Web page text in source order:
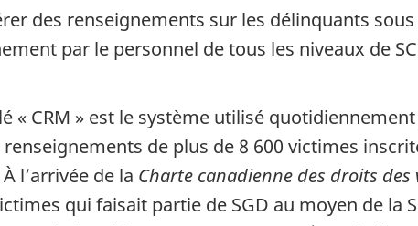
des renseignements sur les délinquants
par le personnel de tous les niveaux de
« CRM » est le système utilisé
de plus de 8 600 victimes
l’arrivée de la Charte canadienne des droits des
qui faisait partie de SGD au moyen de la